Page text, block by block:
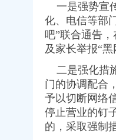
进出口权）
注册）
）
口权)
万 （增资）
注册）
一是强势宣
化、电信等部
吧”联合通告
及家长举报“黑
二是强化措
门的协调配合
予以切断网络
停止营业的钉
的，采取强制